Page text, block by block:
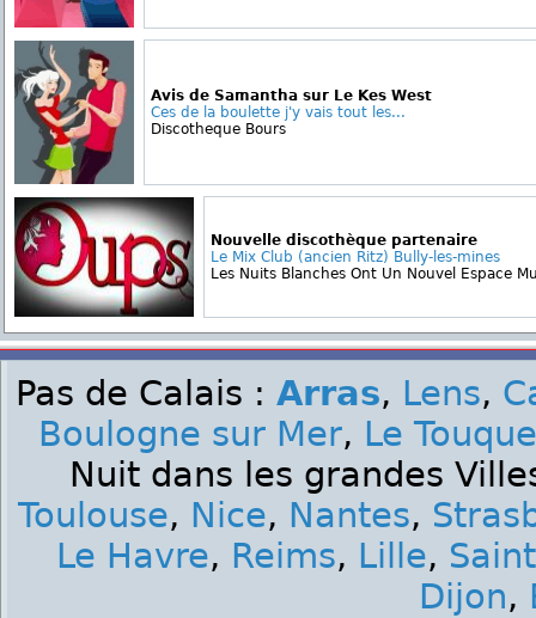
Avis de Samantha sur Le Kes West
Ces de la boulette j'y vais tout les...
Discotheque Bours
Nouvelle discothèque partenaire
Le Mix Club (ancien Ritz) Bully-les-mines
Les Nuits Blanches Ont Un Nouvel Espace
Pas de Calais : Arras, Lens,
Boulogne sur Mer, Le
Nuit dans les grandes
Toulouse, Nice, Nantes,
Le Havre, Reims, Lille,
Dijon,